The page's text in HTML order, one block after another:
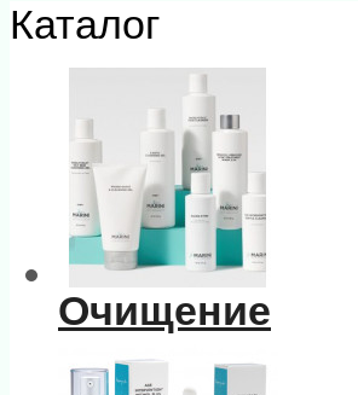
Каталог
Очищение